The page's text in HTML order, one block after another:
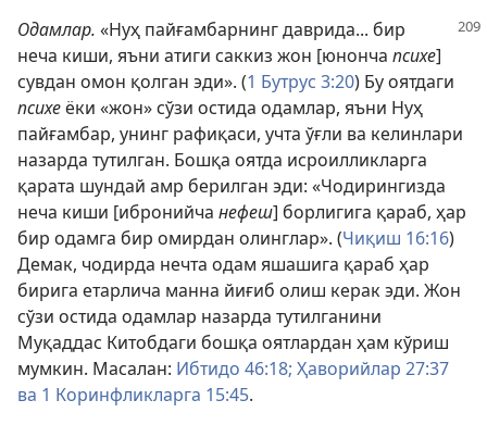
Одамлар. «Нуҳ пайғамбарнинг даврида... бир
неча киши, яъни атиги саккиз жон [юнонча психе]
сувдан омон қолган эди». (1 Бутрус 3:20) Бу оятдаги
психеёки «жон» сўзи остида одамлар, яъни Нуҳ
пайғамбар, унинг рафиқаси, учта ўғли ва келинлари
назарда тутилган. Бошқа оятда исроилликларга
қарата шундай амр берилган эди: «Чодирингизда
неча киши [ибронийча нефеш] борлигига қараб, ҳар
бир одамга бир омирдан олинглар». (Чиқиш 16:16)
Демак, чодирда нечта одам яшашига қараб ҳар
бирига етарлича манна йиғиб олиш керак эди. Жон
сўзи остида одамлар назарда тутилганини
Муқаддас Китобдаги бошқа оятлардан ҳам кўриш
мумкин. Масалан: Ибтидо 46:18; Ҳаворийлар 27:37
ва 1 Коринфликларга 15:45.